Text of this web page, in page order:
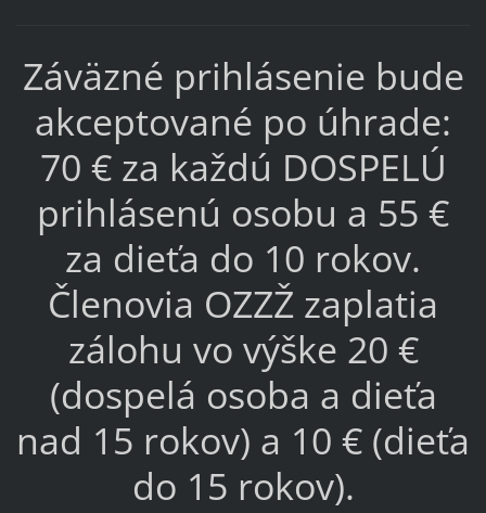
Záväzné prihlásenie bude
akceptované po úhrade:
70 € za každú DOSPELÚ
prihlásenú osobu a 55 €
za dieťa do 10 rokov.
Členovia OZZŽ zaplatia
zálohu vo výške 20 €
(dospelá osoba a dieťa
nad 15 rokov) a 10 € (dieťa
do 15 rokov).